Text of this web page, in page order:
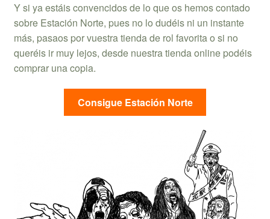
Y si ya estáis convencidos de lo que os hemos contado
sobre Estación Norte, pues no lo dudéis ni un instante
más, pasaos por vuestra tienda de rol favorita o si no
queréis ir muy lejos, desde nuestra tienda online podéis
comprar una copia.
Consigue Estación Norte